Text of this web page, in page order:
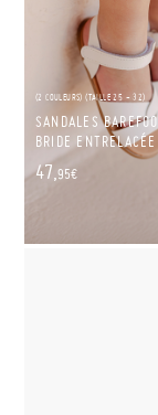
(2 COULEURS) (TAILLE 25 - 32)
SANDALES
BRIDE ENTRELACÉE
47, 95€